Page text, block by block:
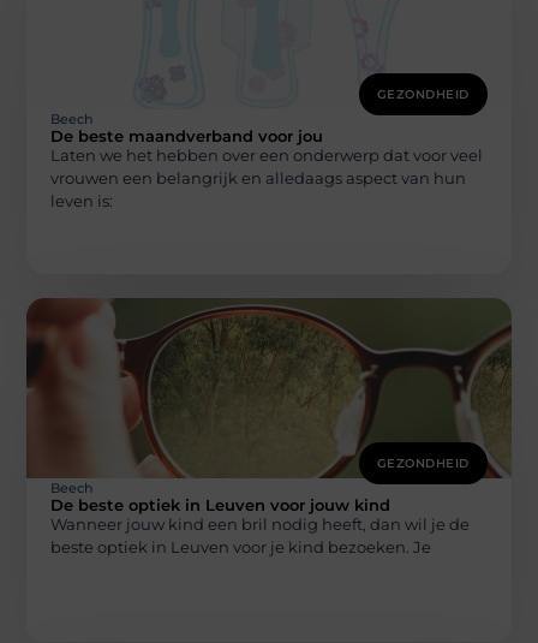
GEZONDHEID
Beech
De beste maandverband voor jou
Laten we het hebben over een onderwerp dat voor veel
vrouwen een belangrijk en alledaags aspect van hun
leven is:
GEZONDHEID
Beech
De beste optiek in Leuven voor jouw kind
Wanneer jouw kind een bril nodig heeft, dan wil je de
beste optiek in Leuven voor je kind bezoeken. Je